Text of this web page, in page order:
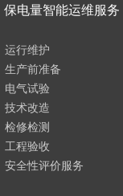
保电量智能运维服务
运行维护
生产前准备
电气试验
技术改造
检修检测
工程验收
安全性评价服务